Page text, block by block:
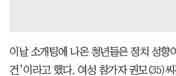
이날 소개팅에 나온 청년들은 정치 성향
건’이라고 했다. 여성 참가자 권모(35)